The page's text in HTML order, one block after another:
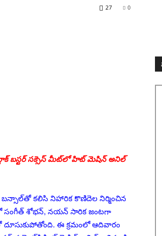
0
27
బస్టర్ సక్సెస్ మీట్‌లో హిట్ మెషిన్ అనిల్
క‌లిసి నిహారిక కొణిదెల నిర్మించిన
సంగీత్ శోభ‌న్‌, న‌య‌న్ సారిక‌ జంటగా
ఈ క్రమంలో ఆదివారం